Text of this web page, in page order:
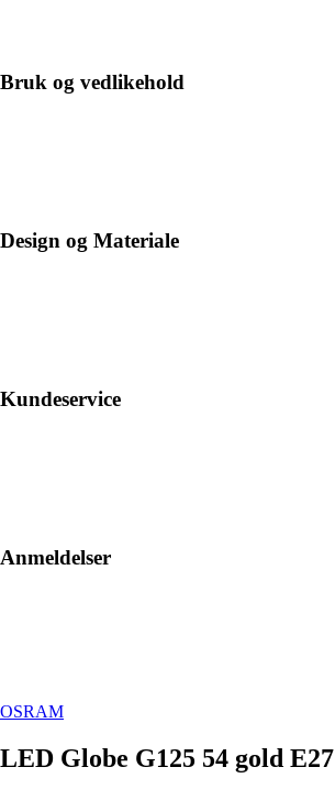
Bruk og vedlikehold
Design og Materiale
Kundeservice
Anmeldelser
OSRAM
LED Globe G125 54 gold E27